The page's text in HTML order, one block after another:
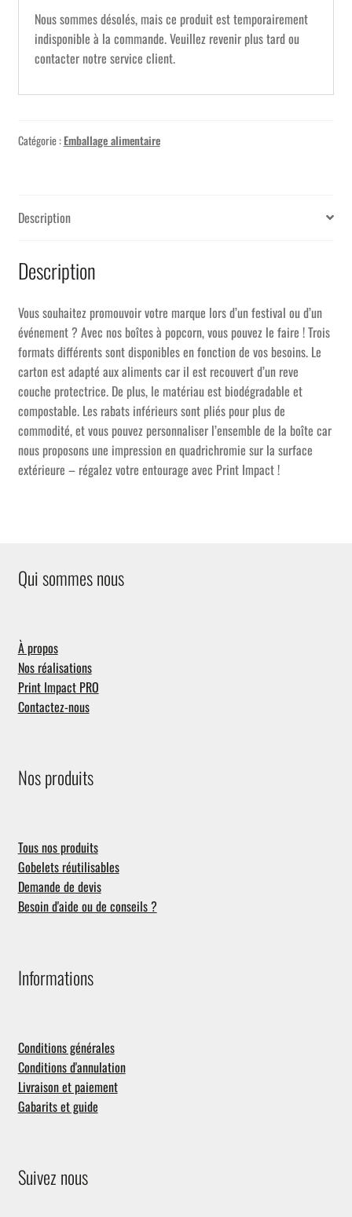
Nous sommes désolés, mais ce produit est temporairement
indisponible à la commande. Veuillez revenir plus tard ou
contacter notre service client.
Catégorie :Emballage alimentaire
Description
Description
Vous souhaitez promouvoir votre marque lors d’un festival ou d’un
événement ? Avec nos boîtes à popcorn, vous pouvez le faire ! Trois
formats différents sont disponibles en fonction de vos besoins. Le
carton est adapté aux aliments car il est recouvert d’un reve
couche protectrice. De plus, le matériau est biodégradable et
compostable. Les rabats inférieurs sont pliés pour plus de
commodité, et vous pouvez personnaliser l’ensemble de la boîte car
nous proposons une impression en quadrichromie sur la surface
extérieure – régalez votre entourage avec Print Impact !
Qui sommes nous
À propos
Nos réalisations
Print Impact PRO
Contactez-nous
Nos produits
Tous nos produits
Gobelets réutilisables
Demande de devis
Besoin d'aide ou de conseils ?
Informations
Conditions générales
Conditions d'annulation
Livraison et paiement
Gabarits et guide
Suivez nous